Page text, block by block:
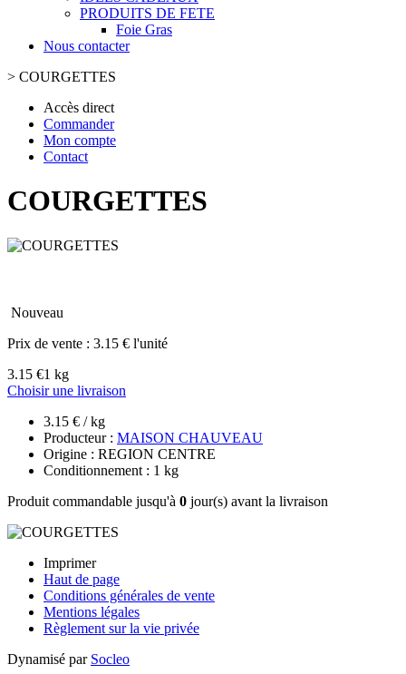
PRODUITS DE FETE
Foie Gras
Nous contacter
> COURGETTES
Accès direct
Commander
Mon compte
Contact
COURGETTES
Nouveau
Prix de vente : 3.15 € l'unité
3.15 €1 kg
Choisir une livraison
3.15 € / kg
Producteur : MAISON CHAUVEAU
Origine : REGION CENTRE
Conditionnement : 1 kg
Produit commandable jusqu'à 0 jour(s) avant la livraison
Imprimer
Haut de page
Conditions générales de vente
Mentions légales
Règlement sur la vie privée
Dynamisé par Socleo